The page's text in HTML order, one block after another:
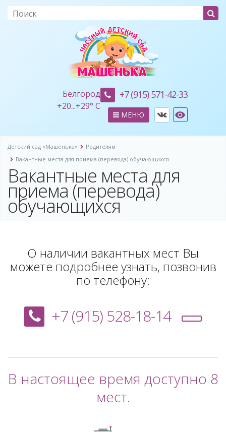
Белгород
+20...+29° C
+7 (915) 571-42-33
МЕНЮ
Детский сад «Машенька»
Родителям
Вакантные места для приема (перевода) обучающихся
Вакантные места для
приема (перевода)
обучающихся
О наличии вакантных мест Вы
можете подробнее узнать, позвонив
по телефону:
+7 (915) 528-18-14
В настоящее время доступно 8
мест.